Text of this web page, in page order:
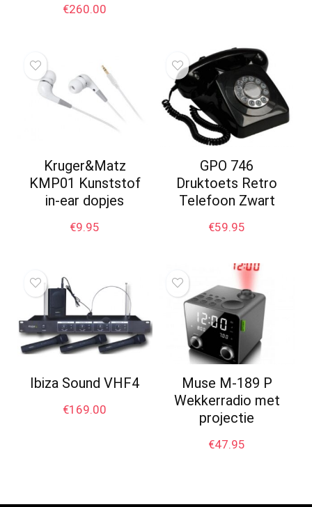
€260.00
Kruger&Matz
KMP01 Kunststof
in-ear dopjes
€9.95
GPO 746
Druktoets Retro
Telefoon Zwart
€59.95
Ibiza Sound VHF4
€169.00
Muse M-189 P
Wekkerradio met
projectie
€47.95